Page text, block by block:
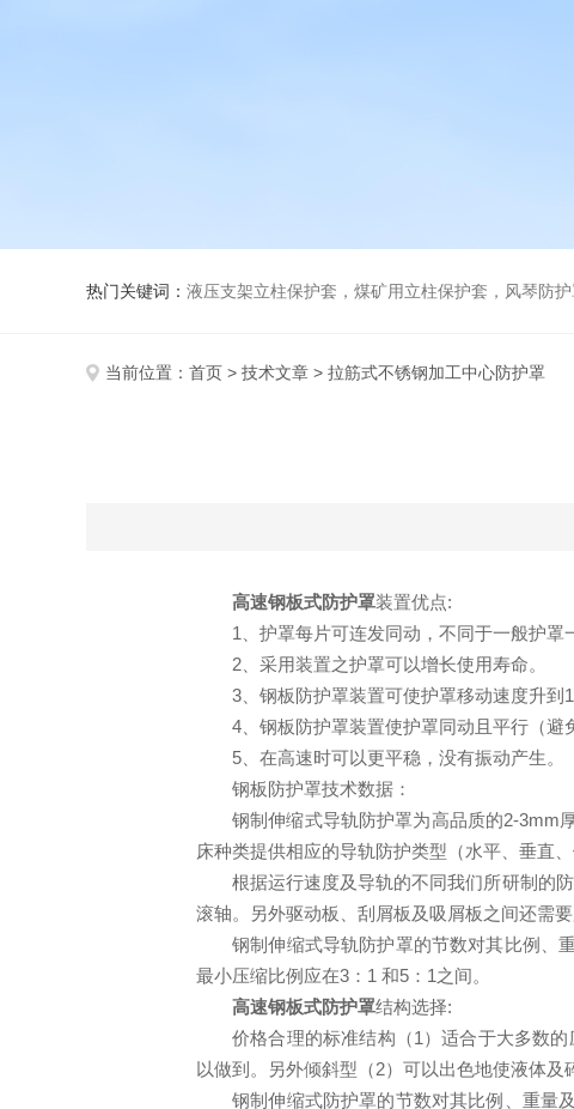
热门关键词： 液压支架立柱保护套，煤矿用立柱保护套，风琴防
当前位置： 首页 > 技术文章 > 拉筋式不锈钢加工中心防护罩
高速钢板式防护罩装置优点:
1、护罩每片可连发同动，不同于一般护罩
2、采用装置之护罩可以增长使用寿命。
3、钢板防护罩装置可使护罩移动速度升到
4、钢板防护罩装置使护罩同动且平行（避
5、在高速时可以更平稳，没有振动产生。
钢板防护罩技术数据：
钢制伸缩式导轨防护罩为高品质的2-3mm
床种类提供相应的导轨防护类型（水平、垂直、
根据运行速度及导轨的不同我们所研制的
滚轴。另外驱动板、刮屑板及吸屑板之间还需
钢制伸缩式导轨防护罩的节数对其比例、
最小压缩比例应在3：1 和5：1之间。
高速钢板式防护罩结构选择:
价格合理的标准结构（1）适合于大多数
以做到。另外倾斜型（2）可以出色地使液体及
钢制伸缩式防护罩的节数对其比例、重量